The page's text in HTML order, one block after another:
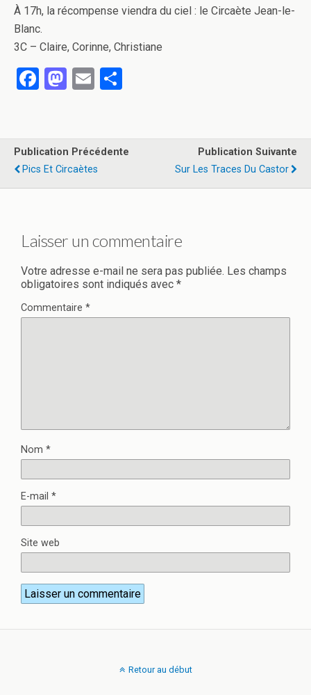
À 17h, la récompense viendra du ciel : le Circaète Jean-le-
Blanc.
3C – Claire, Corinne, Christiane
F
b
o
o
M
o
d
o
E
g
Publication Précédente
Pics Et Circaètes
Publication Suivante
Sur Les Traces Du Castor
Laisser un commentaire
Votre adresse e-mail ne sera pas publiée. Les champs
obligatoires sont indiqués avec *
Commentaire *
Nom *
E-mail *
Site web
Retour au début